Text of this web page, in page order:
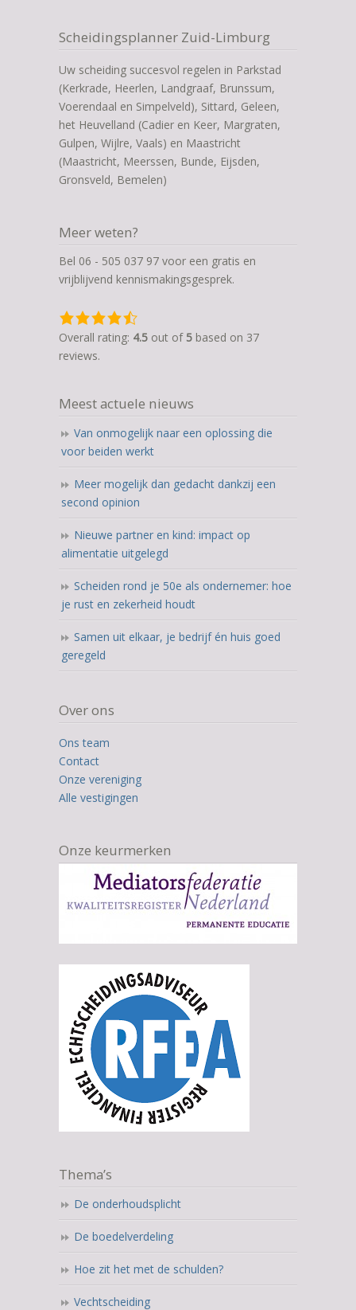
Scheidingsplanner Zuid-Limburg
Uw scheiding succesvol regelen in Parkstad
(Kerkrade, Heerlen, Landgraaf, Brunssum,
Voerendaal en Simpelveld), Sittard, Geleen,
het Heuvelland (Cadier en Keer, Margraten,
Gulpen, Wijlre, Vaals) en Maastricht
(Maastricht, Meerssen, Bunde, Eijsden,
Gronsveld, Bemelen)
Meer weten?
Bel 06 - 505 037 97 voor een gratis en
vrijblijvend kennismakingsgesprek.
4,5
rating
based
ratings
Overall rating: 4.5 out of 5 based on 37
reviews.
Meest actuele nieuws
Van onmogelijk naar een oplossing die
voor beiden werkt
Meer mogelijk dan gedacht dankzij een
second opinion
Nieuwe partner en kind: impact op
alimentatie uitgelegd
Scheiden rond je 50e als ondernemer: hoe
je rust en zekerheid houdt
Samen uit elkaar, je bedrijf én huis goed
geregeld
Over ons
Ons team
Contact
Onze vereniging
Alle vestigingen
Onze keurmerken
Thema’s
De onderhoudsplicht
De boedelverdeling
Hoe zit het met de schulden?
Vechtscheiding